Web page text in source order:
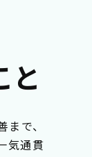
と
で、
気通貫